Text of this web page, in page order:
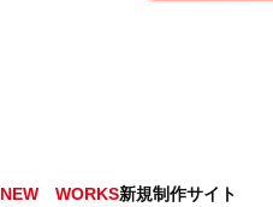
NEW WORKS新規制作サイト